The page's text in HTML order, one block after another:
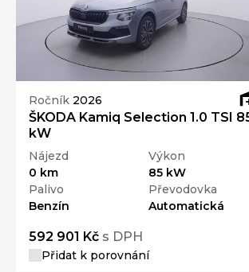
Ročník 2026
ŠKODA Kamiq Selection 1.0 TSI
kW
Nájezd
0 km
Výkon
85 kW
Palivo
Benzín
Převodovka
Automatická
592 901 Kč s DPH
Přidat k porovnání